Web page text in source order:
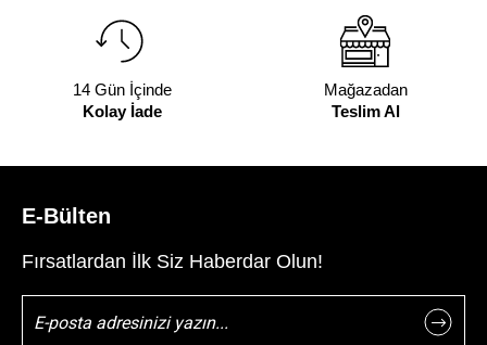
14 Gün İçinde
Kolay İade
Mağazadan
Teslim Al
E-Bülten
Fırsatlardan İlk Siz Haberdar Olun!